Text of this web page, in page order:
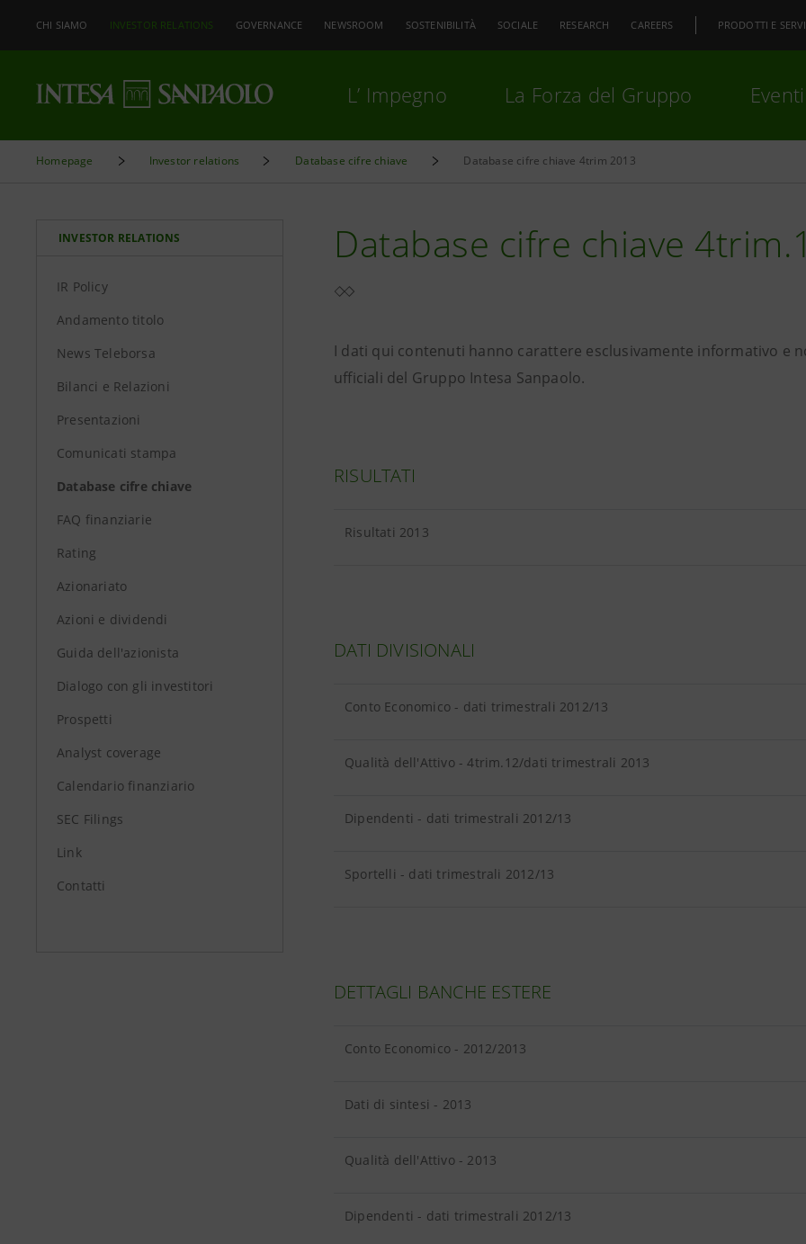
CHI SIAMO INVESTOR RELATIONS GOVERNANCE NEWSROOM SOSTENIBILITÀ SOCIALE RESEARCH CAREERS PRODOTTI E
L’ Impegno La Forza del Gruppo
Homepage Investor relations Database cifre chiave Database cifre chiave 4trim 2013
INVESTOR RELATIONS
IR Policy
Andamento titolo
News Teleborsa
Bilanci e Relazioni
Presentazioni
Comunicati stampa
Database cifre chiave
FAQ finanziarie
Rating
Azionariato
Azioni e dividendi
Guida dell'azionista
Dialogo con gli investitori
Prospetti
Analyst coverage
Calendario finanziario
SEC Filings
Link
Contatti
Database cifre chiave
I dati qui contenuti hanno carattere esclusivamente informativo e
ufficiali del Gruppo Intesa Sanpaolo.
RISULTATI
Risultati 2013
DATI DIVISIONALI
Conto Economico - dati trimestrali 2012/13
Qualità dell'Attivo - 4trim.12/dati trimestrali 2013
Dipendenti - dati trimestrali 2012/13
Sportelli - dati trimestrali 2012/13
DETTAGLI BANCHE ESTERE
Conto Economico - 2012/2013
Dati di sintesi - 2013
Qualità dell'Attivo - 2013
Dipendenti - dati trimestrali 2012/13